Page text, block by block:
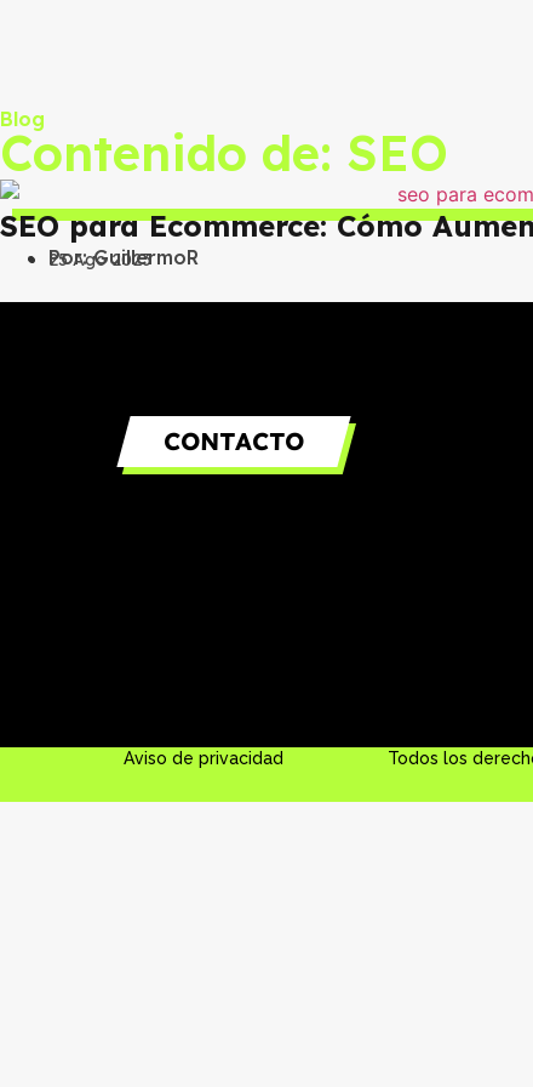
Blog
Contenido de: SEO
SEO para Ecommerce: Cómo
Por:GuillermoR
25 Ago 2023
CONTACTO
Aviso de privacidad Todos los